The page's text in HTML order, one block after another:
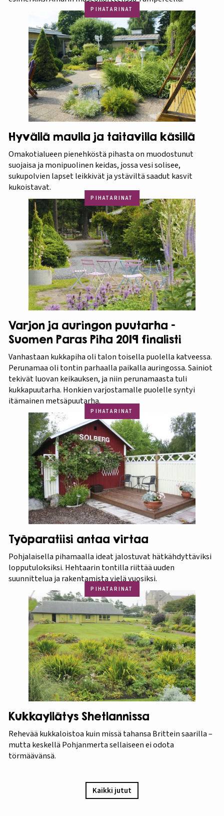
PIHATARINAT
Hyvällä maulla ja taitavilla käsillä
Omakotialueen pienehköstä pihasta on muodostunut
suojaisa ja monipuolinen keidas, jossa vesi solisee,
sukupolvien lapset leikkivät ja ystäviltä saadut kasvit
kukoistavat.
PIHATARINAT
Varjon ja auringon puutarha –
Suomen Paras Piha 2019 finalisti
Vanhastaan kukkapiha oli talon toisella puolella katveessa.
Perunamaa oli tontin parhaalla paikalla auringossa. Sainiot
tekivät luovan keikauksen, ja niin perunamaasta tuli
kukkapuutarha. Honkien varjostamalle puolelle syntyi
itämainen metsäpuutarha.
PIHATARINAT
Työparatiisi antaa virtaa
Pohjalaisella pihamaalla ideat jalostuvat hätkähdyttäviksi
lopputuloksiksi. Hehtaarin tontilla riittää uuden
suunnittelua ja rakentamista vielä vuosiksi.
PIHATARINAT
Kukkayllätys Shetlannissa
Rehevää kukkaloistoa kuin missä tahansa Brittein saarilla –
mutta keskellä Pohjanmerta sellaiseen ei odota
törmäävänsä.
Kaikki jutut